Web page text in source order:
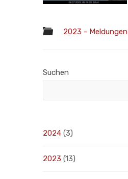
2023 - Meldungen
Suchen
2024 (3)
2023 (13)